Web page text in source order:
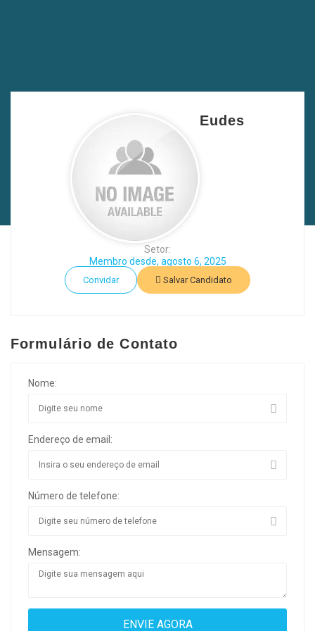
Eudes
Setor:
Membro desde, agosto 6, 2025
Convidar Salvar Candidato
Formulário de Contato
Nome:
Endereço de email:
Número de telefone:
Mensagem: